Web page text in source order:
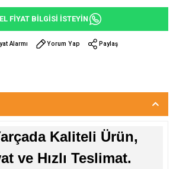
FİYAT BİLGİSİ İSTEYİN
Alarmı Yorum Yap Paylaş
Kaliteli Ürün,
ve Hızlı Teslimat.